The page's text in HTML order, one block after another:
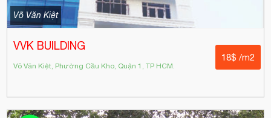
Võ Văn Kiệt
VVK BUILDING
Võ Văn Kiệt, Phường Cầu Kho, Quận 1, TP HCM.
18$ /m2